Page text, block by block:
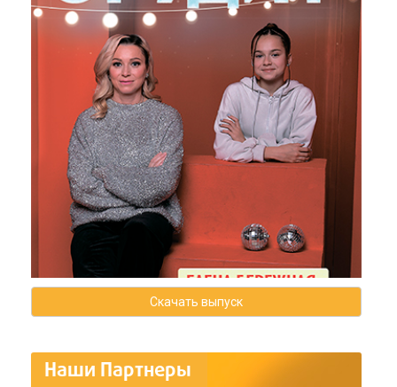
Скачать выпуск
Наши Партнеры